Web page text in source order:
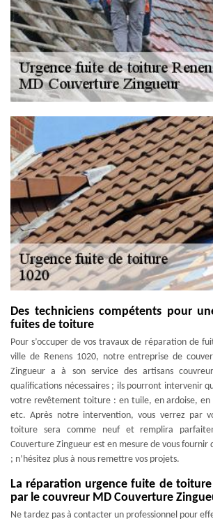
Des techniciens compétents pour
fuites de toiture
Pour s’occuper de vos travaux de réparation de
ville de Renens 1020, notre entreprise de
Zingueur a à son service des artisans
qualifications nécessaires ; ils pourront intervenir
votre revêtement toiture : en tuile, en ardoise, en
etc. Après notre intervention, vous verrez par
toiture sera comme neuf et remplira
Couverture Zingueur est en mesure de vous fournir
; n’hésitez plus à nous remettre vos projets.
La réparation urgence fuite de toiture
par le couvreur MD Couverture
Ne tardez pas à contacter un professionnel pour